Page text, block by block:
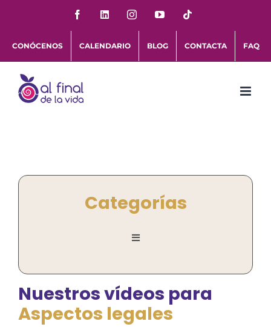
contenido
FacebookLinkedInInstagramYouTube
CONÓCENOS CALENDARIO BLOG CONTACTA FAQ
Categorías
Toggle
Familiares y cuidadores
Nuestros vídeos para
Aspectos legales